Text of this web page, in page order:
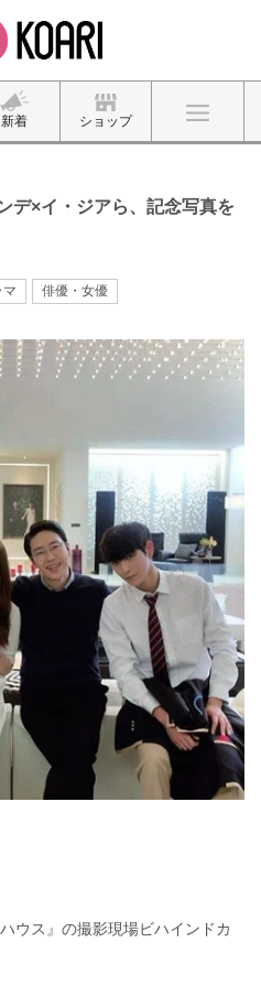
新着 ショップ
デ×イ・ジアら、記念写真を
マ 俳優・女優
ウス』の撮影現場ビハインドカ